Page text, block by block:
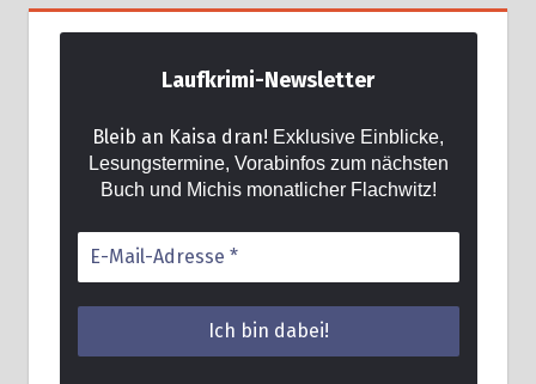
Laufkrimi-Newsletter
Bleib an Kaisa dran! Exklusive Einblicke,
Lesungstermine, Vorabinfos zum nächsten
Buch und Michis monatlicher Flachwitz!